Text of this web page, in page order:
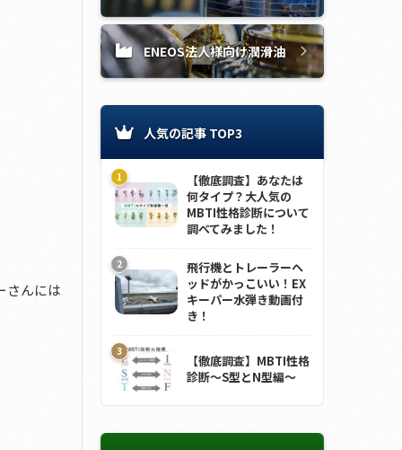
さんには
ENEOS法人様向け潤滑油
人気の記事 TOP3
【徹底調査】あなたは
何タイプ？大人気の
MBTI性格診断について
調べてみました！
飛行機とトレーラーヘ
ッドがかっこいい！EX
キーパー水弾き動画付
き！
【徹底調査】MBTI性格
診断～S型とN型編～